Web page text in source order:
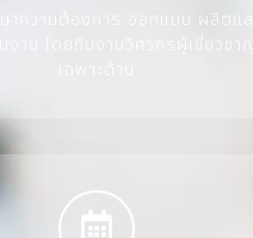
าความต้องการ ออกแบบ ผลิตและ
าน โดยทีมงานวิศวกรผู้เชี่ยวชาญ